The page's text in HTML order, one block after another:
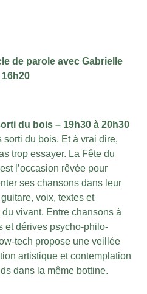
de parole avec Gabrielle
du bois – 19h30 à 20h30
sorti du bois. Et à vrai dire,
trop essayer. La Fête du
l’occasion rêvée pour
ses chansons dans leur
voix, textes et
vivant. Entre chansons à
et dérives psycho-philo-
tech propose une veillée
artistique et contemplation
dans la même bottine.